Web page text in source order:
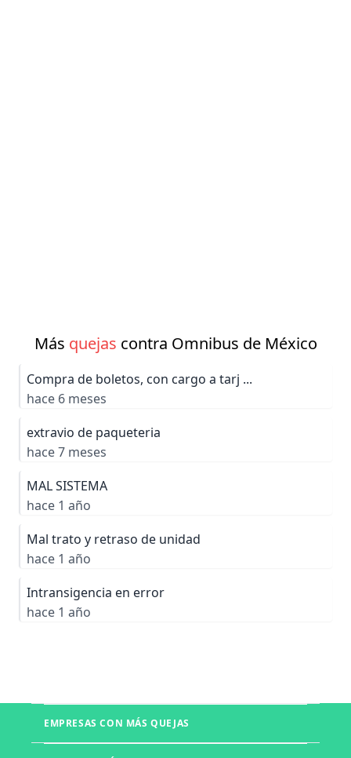
Más quejas contra Omnibus de México
Compra de boletos, con cargo a tarj ...
hace 6 meses
extravio de paqueteria
hace 7 meses
MAL SISTEMA
hace 1 año
Mal trato y retraso de unidad
hace 1 año
Intransigencia en error
hace 1 año
EMPRESAS CON MÁS QUEJAS